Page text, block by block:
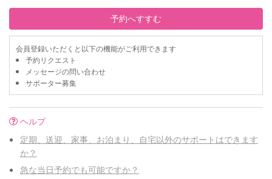
予約へすすむ
会員登録いただくと以下の機能がご利用できます
予約リクエスト
メッセージの問い合わせ
サポーター募集
ヘルプ
定期、送迎、家事、お泊まり、自宅以外のサポートはできます
か？
急な当日予約でも可能ですか？